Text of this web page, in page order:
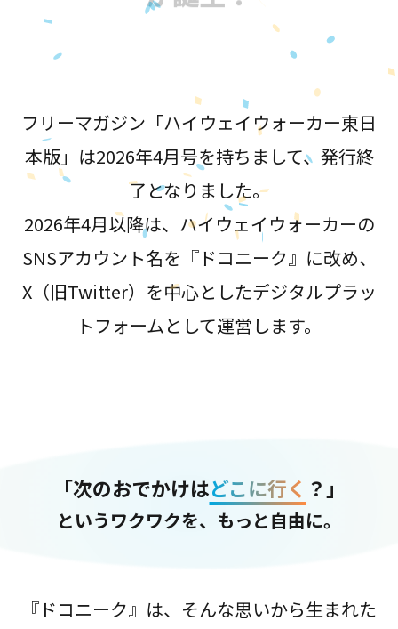
フリーマガジン「ハイウェイウォーカー東日
本版」は2026年4月号を持ちまして、発行終
了となりました。
2026年4月以降は、ハイウェイウォーカーの
SNSアカウント名を『ドコニーク』に改め、
X（旧Twitter）を中心としたデジタルプラッ
トフォームとして運営します。
「次のおでかけはどこに行く ？」
というワクワクを、もっと自由に。
『ドコニーク』は、そんな思いから生まれた